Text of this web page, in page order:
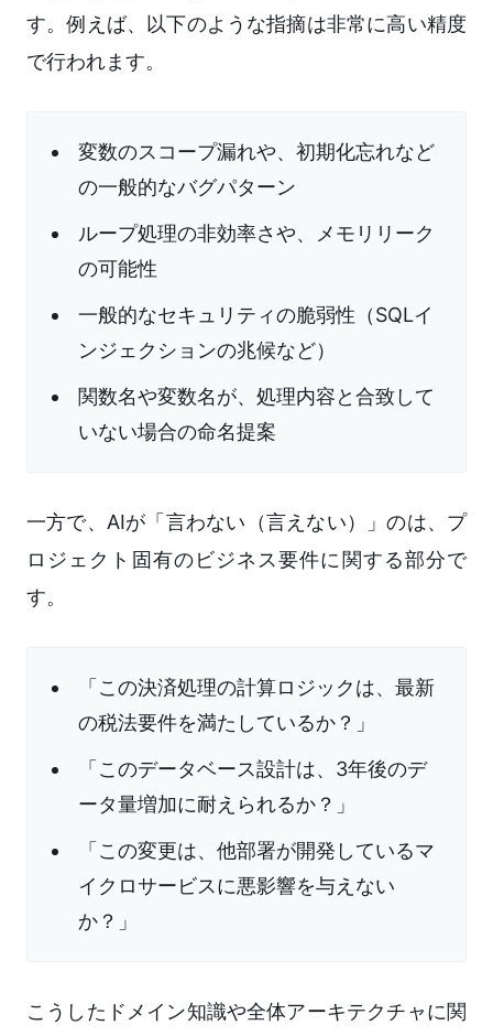
す。例えば、以下のような指摘は非常に高い精度
で行われます。
変数のスコープ漏れや、初期化忘れなど
の一般的なバグパターン
ループ処理の非効率さや、メモリリーク
の可能性
一般的なセキュリティの脆弱性（SQLイ
ンジェクションの兆候など）
関数名や変数名が、処理内容と合致して
いない場合の命名提案
一方で、AIが「言わない（言えない）」のは、プ
ロジェクト固有のビジネス要件に関する部分で
す。
「この決済処理の計算ロジックは、最新
の税法要件を満たしているか？」
「このデータベース設計は、3年後のデ
ータ量増加に耐えられるか？」
「この変更は、他部署が開発しているマ
イクロサービスに悪影響を与えない
か？」
こうしたドメイン知識や全体アーキテクチャに関